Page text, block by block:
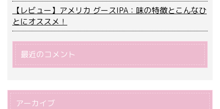
【レビュー】アメリカ グースIPA：味の特徴とこんなひ
とにオススメ！
最近のコメント
アーカイブ